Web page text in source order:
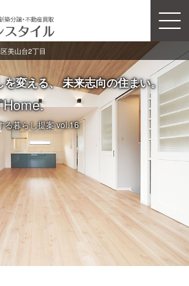
美山台2丁目
変える、 未来志向の住まい。
る暮らし提案 vol.16